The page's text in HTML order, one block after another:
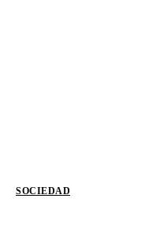
SOCIEDAD